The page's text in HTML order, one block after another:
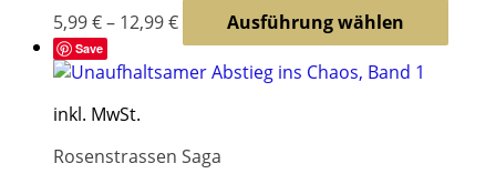
5,99€– 12,99€ Ausführung wählen
Save
inkl. MwSt.
Rosenstrassen Saga